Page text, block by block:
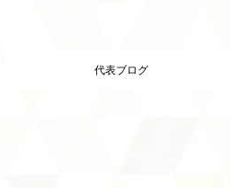
代表ブログ